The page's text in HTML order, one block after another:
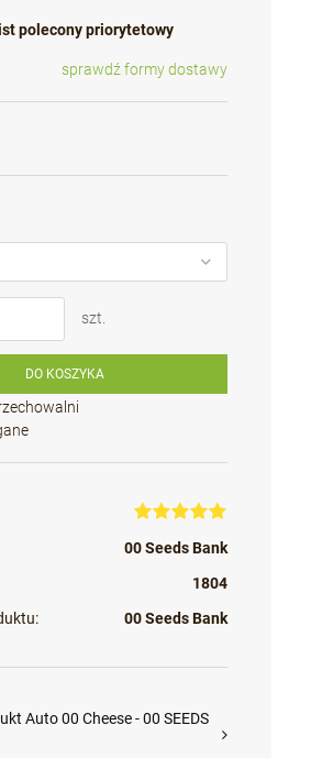
polecony priorytetowy
kosztów płatności
sprawdź formy dostawy
szt.
DO KOSZYKA
00 Seeds Bank
1804
00 Seeds Bank
Auto 00 Cheese - 00 SEEDS